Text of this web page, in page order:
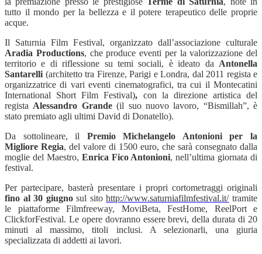
tutto il mondo per la bellezza e il potere terapeutico delle proprie
acque.
Il Saturnia Film Festival, organizzato dall’associazione culturale
Aradia Productions, che produce eventi per la valorizzazione del
territorio e di riflessione su temi sociali, èideato da Antonella
Santarelli (architetto tra Firenze, Parigi e Londra, dal 2011 regista e
organizzatrice di vari eventi cinematografici, tra cui il Montecatini
International Short Film Festival), con la direzione artistica del
regista Alessandro Grande(il suo nuovo lavoro, “Bismillah”, è
stato premiato agli ultimi David di Donatello).
Da sottolineare, il Premio Michelangelo Antonioni
per la
Migliore Regia, del valore di 1500 euro, che sarà consegnato dalla
moglie del Maestro, Enrica Fico Antonioni, nell’ultima giornata di
festival.
Per partecipare, basterà presentare i propri cortometraggi originali
fino al 30 giugnosul sitohttp://www.saturniafilmfestival.it/tramite
le piattaforme Filmfreeway, MoviBeta, FestHome, ReelPort e
ClickforFestival. Le opere dovranno essere brevi, della durata di 20
minuti al massimo, titoli inclusi. A selezionarli, una giuria
specializzata di addetti ai lavori.